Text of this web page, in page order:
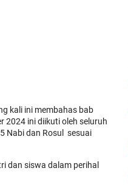
kali ini membahas bab
2024 ini diikuti oleh seluruh
Nabi dan Rosul sesuai
dan siswa dalam perihal